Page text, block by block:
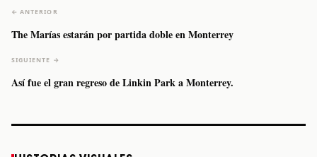
← ANTERIOR
The Marías estarán por partida doble en Monterrey
SIGUIENTE →
Así fue el gran regreso de Linkin Park a Monterrey.
Caifanes regresa
Fallece Felipe